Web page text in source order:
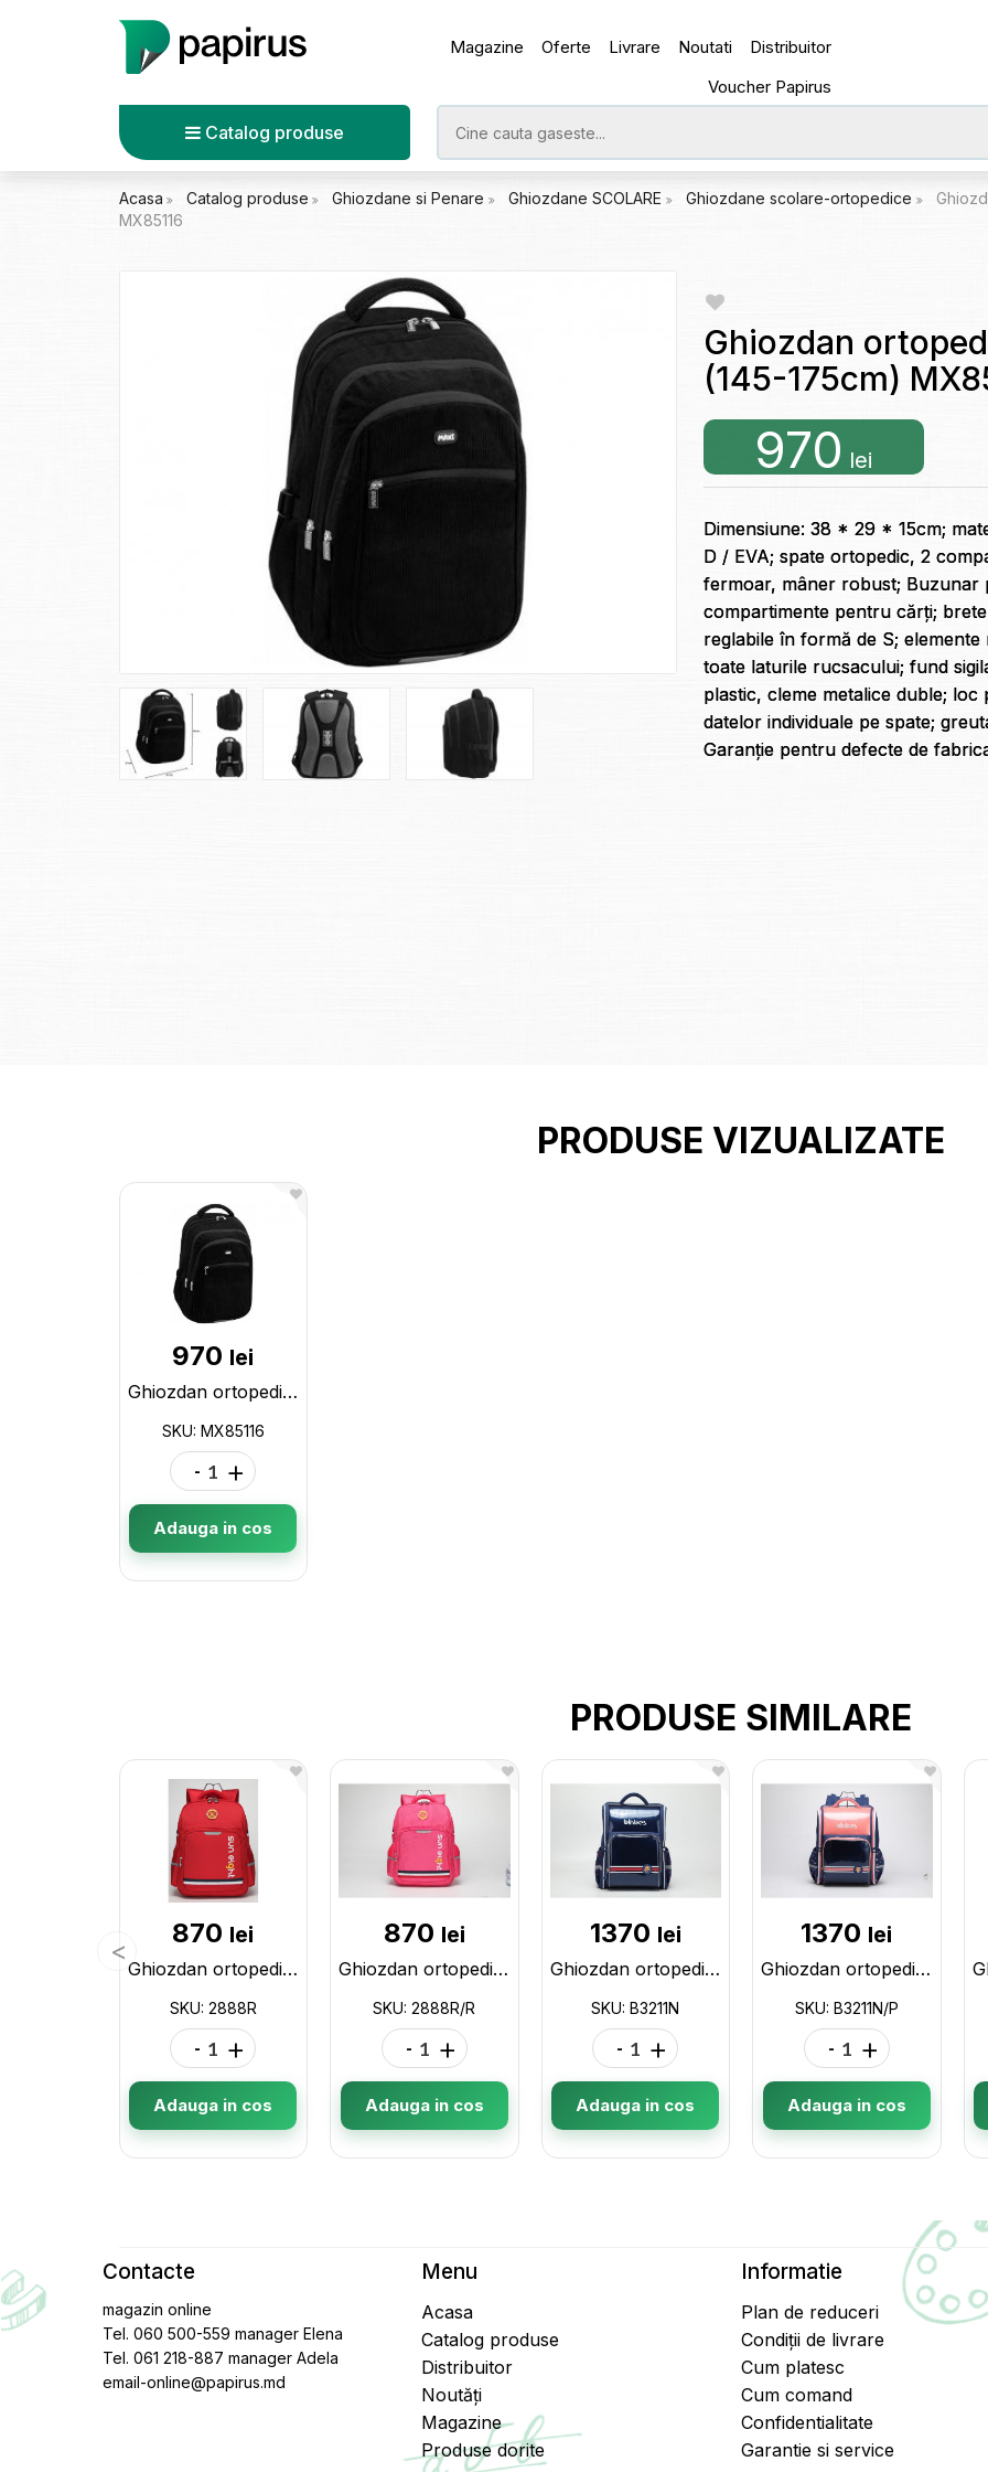
Magazine Oferte Livrare Noutati
Distribuitor
Voucher Papirus
Catalog produse
Acasa Catalog produse Ghiozdane si Penare Ghiozdane SCOLARE Ghiozdane scolare-ortopedice
MX85116
Ghiozdan
(145-175cm)
970 lei
Dimensiune: 38 * 29 * 15cm;
D / EVA; spate ortopedic, 2
fermoar, mâner robust; Buzunar
compartimente pentru cărți;
reglabile în formă de S;
toate laturile rucsacului; fund
plastic, cleme metalice duble; loc
datelor individuale pe spate;
Garanție pentru defecte de
PRODUSE VIZUALIZATE
970 lei
Ghiozdan ortopedic 16.5 Maxi negru (145-175cm) MX85116
SKU: MX85116
- +
Adauga in cos
PRODUSE SIMILARE
870 lei
Ghiozdan ortopedic Red 2888R
SKU: 2888R
- +
Adauga in cos
870 lei
Ghiozdan ortopedic rose red 2888R/R
SKU: 2888R/R
- +
Adauga in cos
1370 lei
Ghiozdan ortopedic navy B3211N
SKU: B3211N
- +
Adauga in cos
1370 lei
Ghiozdan ortopedic navy/pink B3211N/P
SKU: B3211N/P
- +
Adauga in cos
Contacte
magazin online
Tel. 060 500-559 manager Elena
Tel. 061 218-887 manager Adela
email-online@papirus.md
Menu
Acasa
Catalog produse
Distribuitor
Noutăți
Magazine
Produse dorite
Informatie
Plan de reduceri
Condiții de livrare
Cum platesc
Cum comand
Confidentialitate
Garantie si service